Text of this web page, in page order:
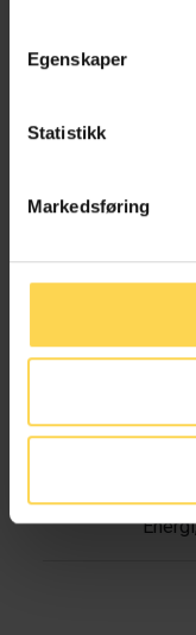
Egenskaper
Statistikk
Markedsføring